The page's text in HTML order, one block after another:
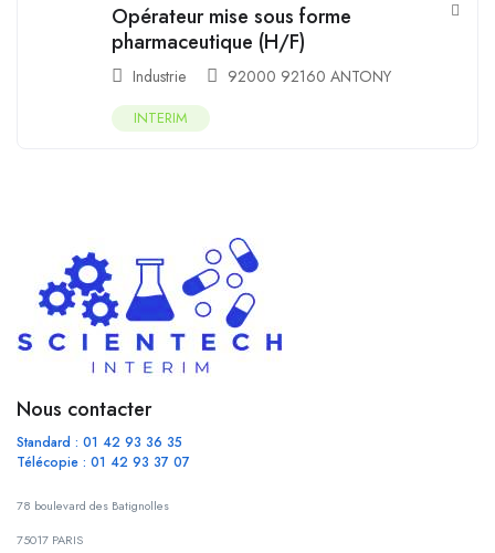
Opérateur mise sous forme
pharmaceutique (H/F)
Industrie 92000 92160 ANTONY
INTERIM
Nous contacter
Standard : 01 42 93 36 35
Télécopie : 01 42 93 37 07
78 boulevard des Batignolles
75017 PARIS